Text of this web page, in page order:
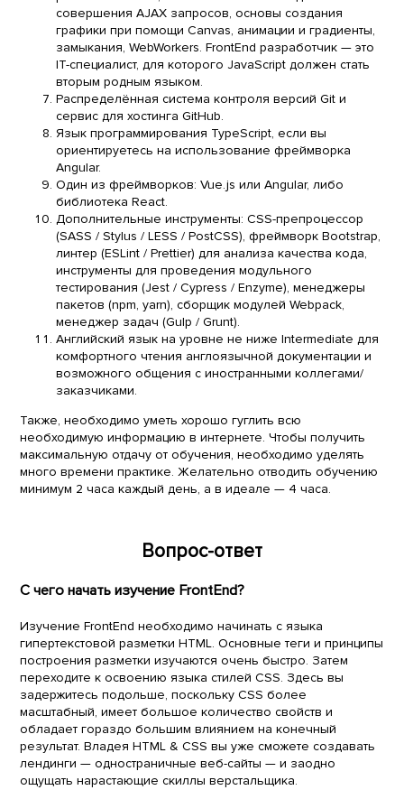
совершения AJAX запросов, основы создания
графики при помощи Canvas, анимации и градиенты,
замыкания, WebWorkers. FrontEnd разработчик — это
IT-специалист, для которого JavaScript должен стать
вторым родным языком.
Распределённая система контроля версий Git и
сервис для хостинга GitHub.
Язык программирования TypeScript, если вы
ориентируетесь на использование фреймворка
Angular.
Один из фреймворков: Vue.js или Angular, либо
библиотека React.
Дополнительные инструменты: CSS-препроцессор
(SASS / Stylus / LESS / PostCSS), фреймворк Bootstrap,
линтер (ESLint / Prettier) для анализа качества кода,
инструменты для проведения модульного
тестирования (Jest / Cypress / Enzyme), менеджеры
пакетов (npm, yarn), сборщик модулей Webpack,
менеджер задач (Gulp / Grunt).
Английский язык на уровне не ниже Intermediate для
комфортного чтения англоязычной документации и
возможного общения с иностранными коллегами/
заказчиками.
Также, необходимо уметь хорошо гуглить всю
необходимую информацию в интернете. Чтобы получить
максимальную отдачу от обучения, необходимо уделять
много времени практике. Желательно отводить обучению
минимум 2 часа каждый день, а в идеале — 4 часа.
Вопрос-ответ
С чего начать изучение FrontEnd?
Изучение FrontEnd необходимо начинать с языка
гипертекстовой разметки HTML. Основные теги и принципы
построения разметки изучаются очень быстро. Затем
переходите к освоению языка стилей CSS. Здесь вы
задержитесь подольше, поскольку CSS более
масштабный, имеет большое количество свойств и
обладает гораздо большим влиянием на конечный
результат. Владея HTML & CSS вы уже сможете создавать
лендинги — одностраничные веб-сайты — и заодно
ощущать нарастающие скиллы верстальщика.